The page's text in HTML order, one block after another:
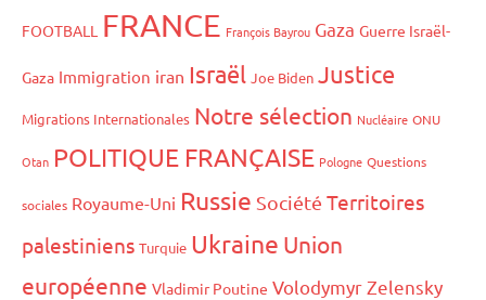
FOOTBALL FRANCE François Bayrou Gaza Guerre Israël-
Gaza Immigration iran Israël Joe Biden Justice
Migrations Internationales Notre sélection Nucléaire ONU
Otan POLITIQUE FRANÇAISE Pologne Questions
sociales Royaume-Uni Russie Société Territoires
palestiniens Turquie Ukraine Union
européenne Vladimir Poutine Volodymyr Zelensky